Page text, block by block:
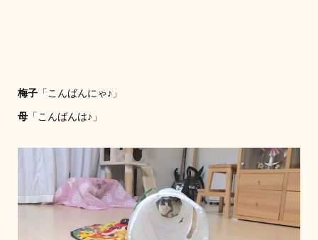
梅子「こんばんにゃ♪」
母「こんばんは♪」